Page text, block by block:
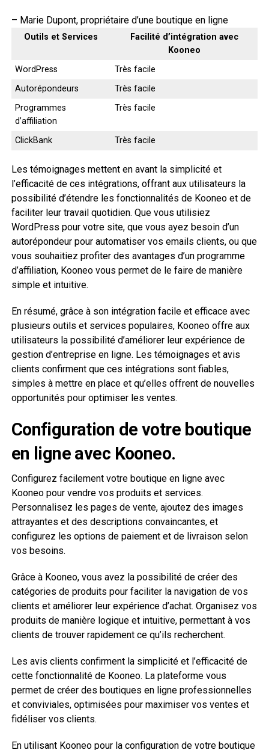
– Marie Dupont, propriétaire d’une boutique en ligne
Outils et Services
Facilité d’intégration avec
Kooneo
WordPress
Très facile
Autorépondeurs
Très facile
Programmes
d’affiliation
Très facile
ClickBank Très facile
Les témoignages mettent en avant la simplicité et
l’efficacité de ces intégrations, offrant aux utilisateurs la
possibilité d’étendre les fonctionnalités de Kooneo et de
faciliter leur travail quotidien. Que vous utilisiez
WordPress pour votre site, que vous ayez besoin d’un
autorépondeur pour automatiser vos emails clients, ou que
vous souhaitiez profiter des avantages d’un programme
d’affiliation, Kooneo vous permet de le faire de manière
simple et intuitive.
En résumé, grâce à son intégration facile et efficace avec
plusieurs outils et services populaires, Kooneo offre aux
utilisateurs la possibilité d’améliorer leur expérience de
gestion d’entreprise en ligne. Les témoignages et avis
clients confirment que ces intégrations sont fiables,
simples à mettre en place et qu’elles offrent de nouvelles
opportunités pour optimiser les ventes.
Configuration de votre boutique
en ligne avec Kooneo.
Configurez facilement votre boutique en ligne avec
Kooneo pour vendre vos produits et services.
Personnalisez les pages de vente, ajoutez des images
attrayantes et des descriptions convaincantes, et
configurez les options de paiement et de livraison selon
vos besoins.
Grâce à Kooneo, vous avez la possibilité de créer des
catégories de produits pour faciliter la navigation de vos
clients et améliorer leur expérience d’achat. Organisez vos
produits de manière logique et intuitive, permettant à vos
clients de trouver rapidement ce qu’ils recherchent.
Les avis clients confirment la simplicité et l’efficacité de
cette fonctionnalité de Kooneo. La plateforme vous
permet de créer des boutiques en ligne professionnelles
et conviviales, optimisées pour maximiser vos ventes et
fidéliser vos clients.
En utilisant Kooneo pour la configuration de votre boutique